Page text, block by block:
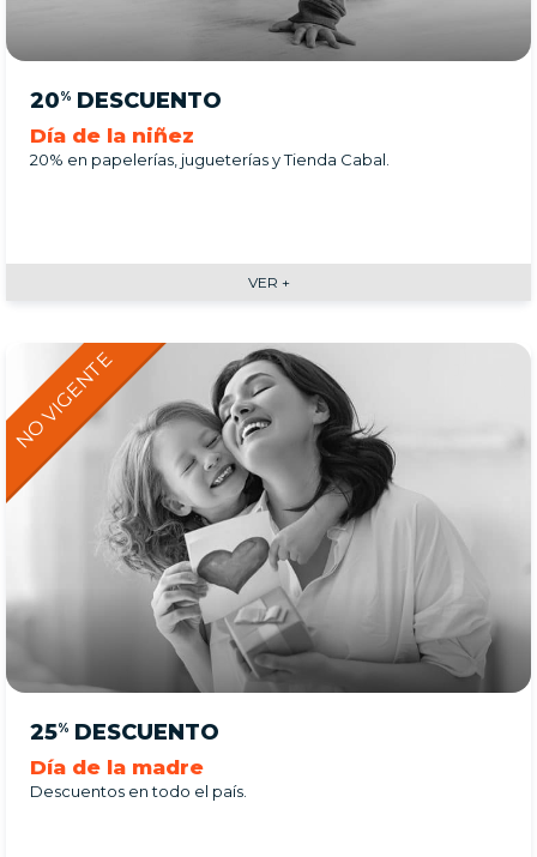
20% DESCUENTO
Día de la niñez
20% en papelerías, jugueterías y Tienda Cabal.
VER +
25% DESCUENTO
Día de la madre
Descuentos en todo el país.